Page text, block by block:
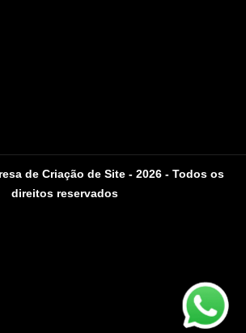
de Criação de Site - 2026 - Todos os
direitos reservados